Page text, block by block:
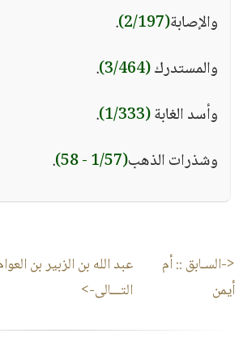
والإصابة(2/197)
.
والمستدرك(3/464)
.
وأسد الغابة(1/333)
.
وشذرات الذهب(1/57 - 58)
.
<-السـابق ::أم
أيمن
عبد الله بن الزبير بن
التـــالى->